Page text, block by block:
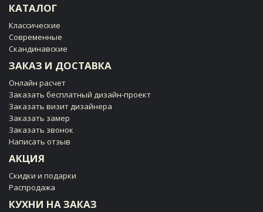
КАТАЛОГ
Классические
Современные
Скандинавские
ЗАКАЗ И ДОСТАВКА
Онлайн расчет
Заказать бесплатный дизайн-проект
Заказать визит дизайнера
Заказать замер
Заказать звонок
Написать отзыв
АКЦИЯ
Скидки и подарки
Распродажа
КУХНИ НА ЗАКАЗ